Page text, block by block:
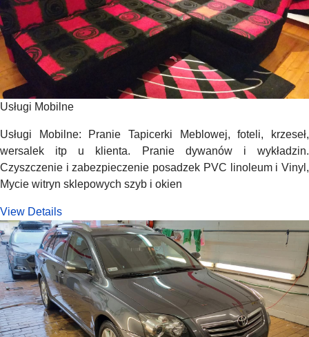
Usługi Mobilne
Usługi Mobilne: Pranie Tapicerki Meblowej, foteli, krzeseł,
wersalek itp u klienta. Pranie dywanów i wykładzin.
Czyszczenie i zabezpieczenie posadzek PVC linoleum i Vinyl,
Mycie witryn sklepowych szyb i okien
View Details